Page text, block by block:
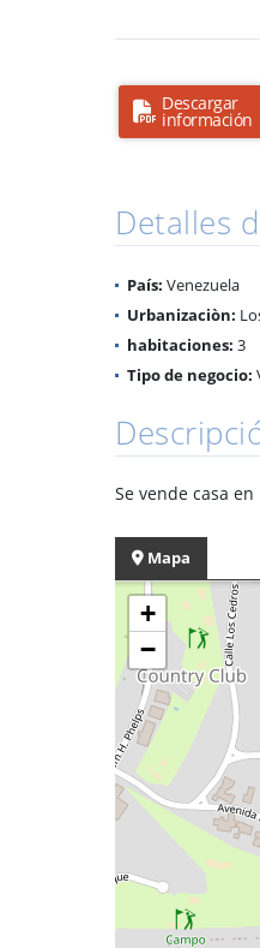
Descargar
información
Detalles
País: Venezuela
Urbanizaciòn:
habitaciones: 3
Tipo de negocio:
Se vende casa
Mapa
+
−